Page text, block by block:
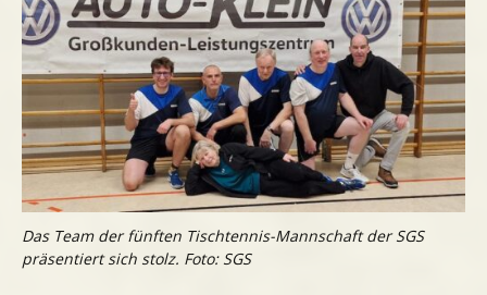
Das Team der fünften Tischtennis-Mannschaft der SGS
präsentiert sich stolz. Foto: SGS